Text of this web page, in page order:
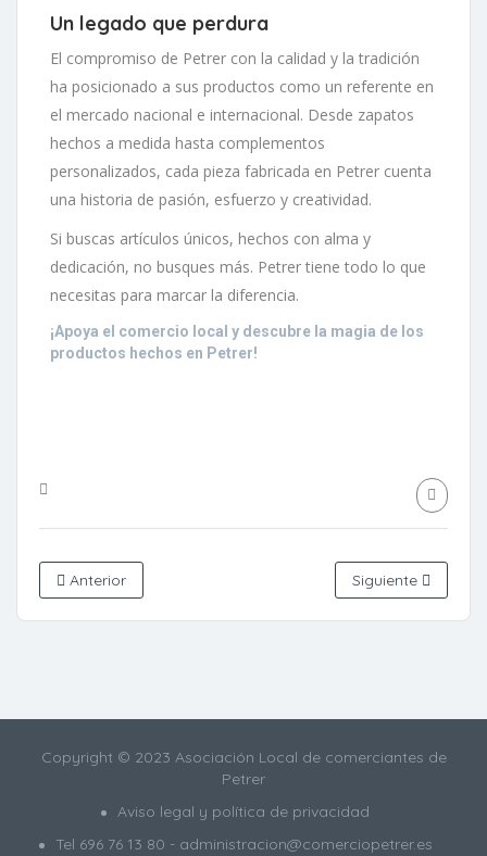
Un legado que perdura
El compromiso de Petrer con la calidad y la tradición
ha posicionado a sus productos como un referente en
el mercado nacional e internacional. Desde zapatos
hechos a medida hasta complementos
personalizados, cada pieza fabricada en Petrer cuenta
una historia de pasión, esfuerzo y creatividad.
Si buscas artículos únicos, hechos con alma y
dedicación, no busques más. Petrer tiene todo lo que
necesitas para marcar la diferencia.
¡Apoya el comercio local y descubre la magia de los
productos hechos en Petrer!
Anterior Siguiente
Copyright © 2023 Asociación Local de comerciantes de
Petrer
Aviso legal y política de privacidad
Tel 696 76 13 80 - administracion@comerciopetrer.es